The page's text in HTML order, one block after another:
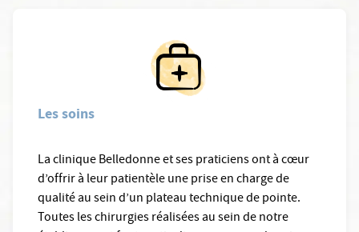
Les soins
La clinique Belledonne et ses praticiens ont à cœur
d’offrir à leur patientèle une prise en charge de
qualité au sein d’un plateau technique de pointe.
Toutes les chirurgies réalisées au sein de notre